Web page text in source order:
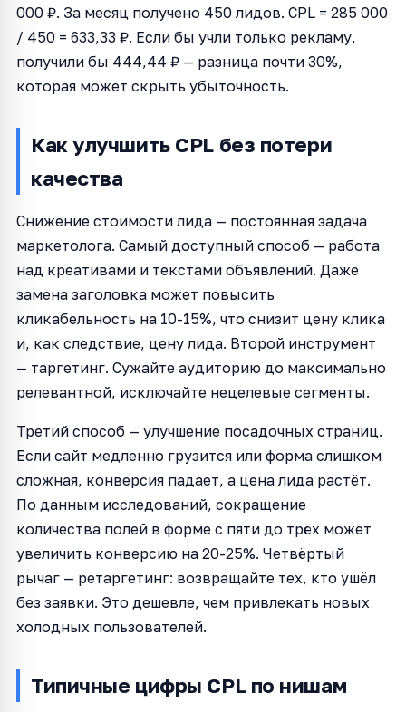
000 ₽. За месяц получено 450 лидов. CPL = 285 000
/ 450 = 633,33 ₽. Если бы учли только рекламу,
получили бы 444,44 ₽ — разница почти 30%,
которая может скрыть убыточность.
Как улучшить CPL без потери
качества
Снижение стоимости лида — постоянная задача
маркетолога. Самый доступный способ — работа
над креативами и текстами объявлений. Даже
замена заголовка может повысить
кликабельность на 10-15%, что снизит цену клика
и, как следствие, цену лида. Второй инструмент
— таргетинг. Сужайте аудиторию до максимально
релевантной, исключайте нецелевые сегменты.
Третий способ — улучшение посадочных страниц.
Если сайт медленно грузится или форма слишком
сложная, конверсия падает, а цена лида растёт.
По данным исследований, сокращение
количества полей в форме с пяти до трёх может
увеличить конверсию на 20-25%. Четвёртый
рычаг — ретаргетинг: возвращайте тех, кто ушёл
без заявки. Это дешевле, чем привлекать новых
холодных пользователей.
Типичные цифры CPL по нишам